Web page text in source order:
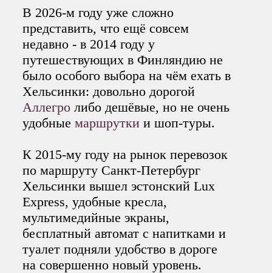
В 2026-м году уже сложно
представить, что ещё совсем
недавно - в 2014 году у
путешествующих в Финляндию не
было особого выбора на чём ехать в
Хельсинки: довольно дорогой
Аллегролибо дешёвые, но не очень
удобныемаршруткии шоп-туры.
К 2015-му году на рынок перевозок
по маршруту Санкт-Петербург
Хельсинки вышел эстонский Lux
Express, удобные кресла,
мультимедийные экраны,
бесплатный автомат с напитками и
туалет подняли удобство в дороге
на совершенно новый уровень.